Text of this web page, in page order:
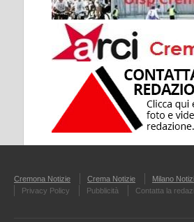
Cremona Notizie Crema Notizie Milano
Privacy Policy
Pubblicità Contatta la